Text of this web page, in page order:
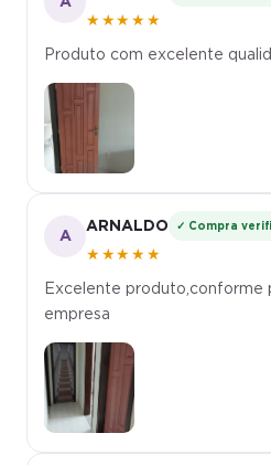
★★★★★
Produto com excelente
A
ARNALDO
★★★★★
Excelente produto,conforme